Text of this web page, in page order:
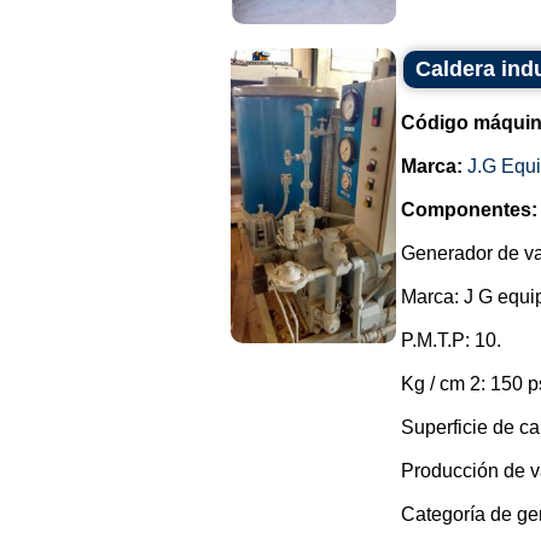
Caldera
Código
Marca: J.G
Componentes:
Generador de
Marca: J G
P.M.T.P: 10.
Kg / cm 2: 150
Superficie de
Producción de
Categoría de